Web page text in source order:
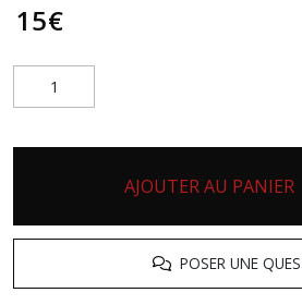
15€
AJOUTER AU PANIER
POSER UNE